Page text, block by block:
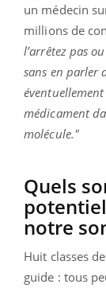
un médecin
millions de
l’arrêtez pas
sans en parler
médicament
molécule."
Quels
notre
Huit classes
guide : tous